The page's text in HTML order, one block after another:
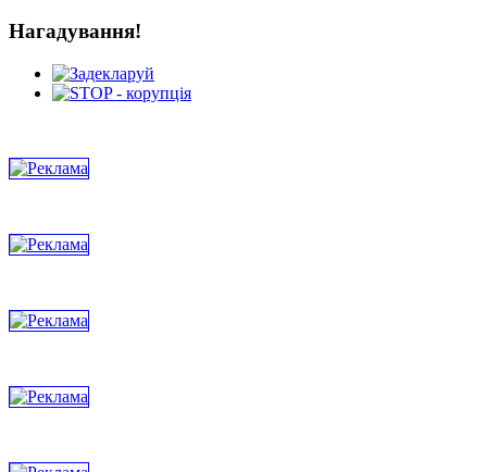
Нагадування!